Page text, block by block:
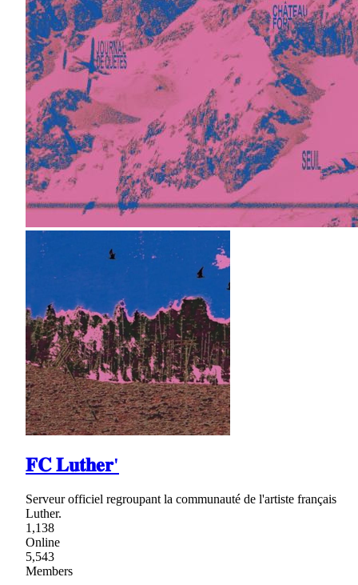
𝐅𝐂 𝐋𝐮𝐭𝐡𝐞𝐫'
Serveur officiel regroupant la communauté de l'artiste français
Luther.
1,138
Online
5,543
Members